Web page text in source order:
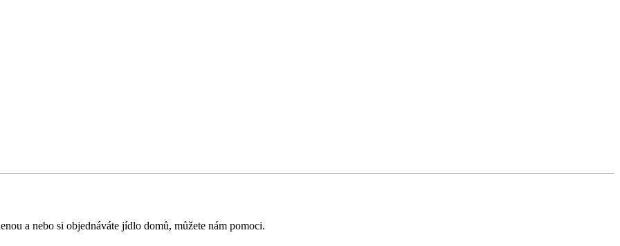
a nebo si objednáváte jídlo domů, můžete nám pomoci.